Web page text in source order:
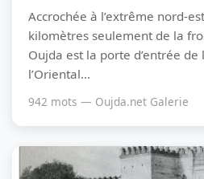
Accrochée à l’extrême nord-
kilomètres seulement de la
Oujda est la porte d’entrée de
l’Oriental...
942 mots — Oujda.net Galerie